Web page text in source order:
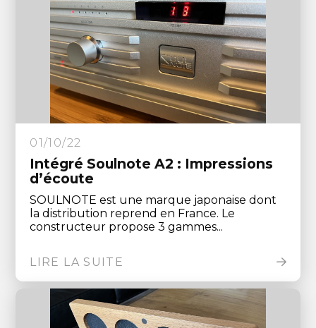
01/10/22
Intégré Soulnote A2 : Impressions
d’écoute
SOULNOTE est une marque japonaise dont
la distribution reprend en France. Le
constructeur propose 3 gammes...
LIRE LA SUITE